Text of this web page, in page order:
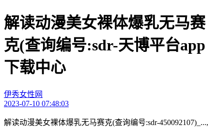
解读动漫美女裸体爆乳无马赛
克(查询编号:sdr-天博平台app
下载中心
伊秀女性网
2023-07-10 07:48:03
解读动漫美女裸体爆乳无马赛克(查询编号:sdr-450092107)_...,